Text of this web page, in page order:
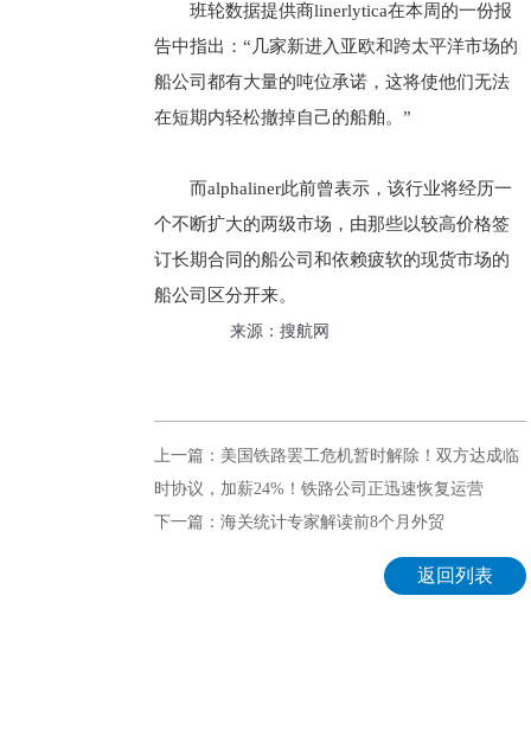
班轮数据提供商linerlytica在本周的一份报
告中指出：“几家新进入亚欧和跨太平洋市场的
船公司都有大量的吨位承诺，这将使他们无法
在短期内轻松撤掉自己的船舶。”
而alphaliner此前曾表示，该行业将经历一
个不断扩大的两级市场，由那些以较高价格签
订长期合同的船公司和依赖疲软的现货市场的
船公司区分开来。
来源：搜航网
上一篇：美国铁路罢工危机暂时解除！双方达成临
时协议，加薪24%！铁路公司正迅速恢复运营
下一篇：海关统计专家解读前8个月外贸
返回列表